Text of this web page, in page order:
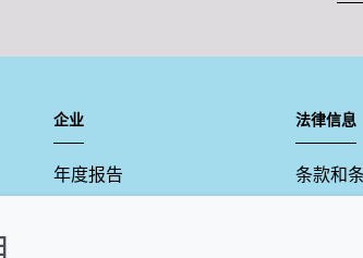
企业
年度报告
法律信息
条款和